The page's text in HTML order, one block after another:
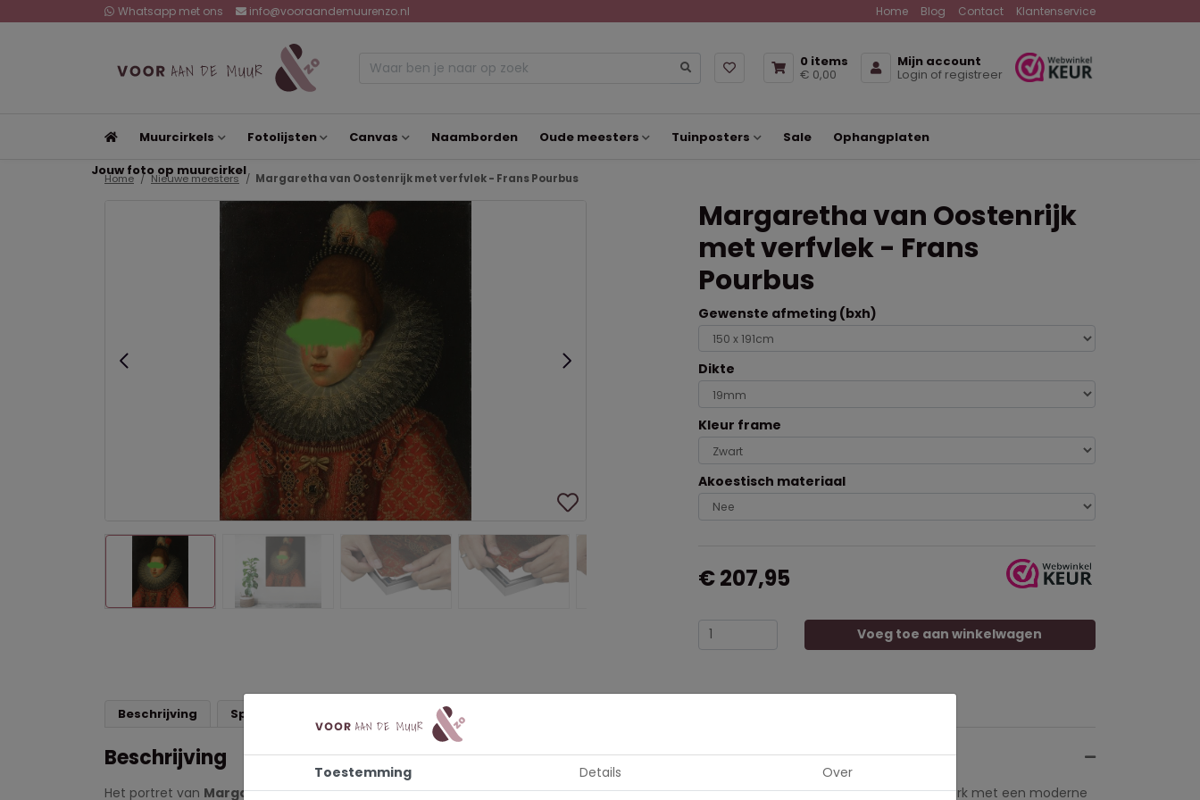
Whatsapp met ons info@vooraandemuurenzo.nl Home Blog Contact Klantenservice
0 items
€ 0,00
Mijn account
Login of registreer
Muurcirkels Fotolijsten Canvas Naamborden Oude meesters Tuinposters Sale
Ophangplaten
Jouw foto op muurcirkel
Home Nieuwe meesters Margaretha van Oostenrijk met verfvlek - Frans Pourbus
Margaretha van Oostenrijk
met verfvlek - Frans
Pourbus
Gewenste afmeting (bxh)
Dikte
Kleur frame
Akoestisch materiaal
€ 207,95
Voeg toe aan winkelwagen
Beschrijving Specificaties
Beschrijving
Het portret van Margaretha van Oostenrijkis geschilderd door Frans Pourbus een Brabantse kunstschilder. Wil jij dit prachtige kunstwerk met een moderne
Toestemming Details Over